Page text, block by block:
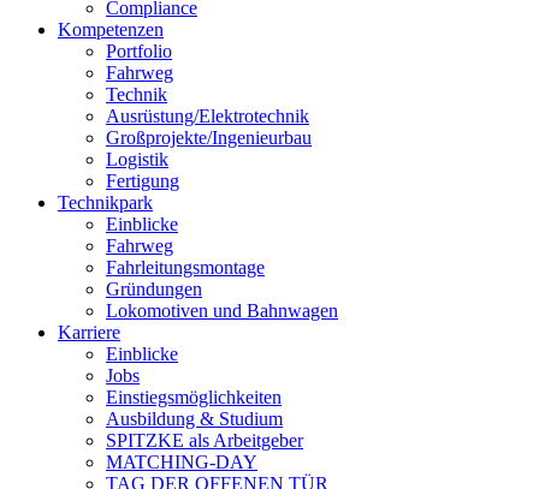
Compliance
Kompetenzen
Portfolio
Fahrweg
Technik
Ausrüstung/Elektrotechnik
Großprojekte/Ingenieurbau
Logistik
Fertigung
Technikpark
Einblicke
Fahrweg
Fahrleitungsmontage
Gründungen
Lokomotiven und Bahnwagen
Karriere
Einblicke
Jobs
Einstiegsmöglichkeiten
Ausbildung & Studium
SPITZKE als Arbeitgeber
MATCHING-DAY
TAG DER OFFENEN TÜR